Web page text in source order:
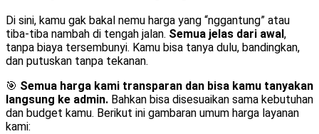
Di sini, kamu gak bakal nemu harga yang “nggantung” atau
tiba-tiba nambah di tengah jalan. Semua jelas dari awal,
tanpa biaya tersembunyi. Kamu bisa tanya dulu, bandingkan,
dan putuskan tanpa tekanan.
🎯 Semua harga kami transparan dan bisa kamu tanyakan
langsung ke admin. Bahkan bisa disesuaikan sama kebutuhan
dan budget kamu. Berikut ini gambaran umum harga layanan
kami: